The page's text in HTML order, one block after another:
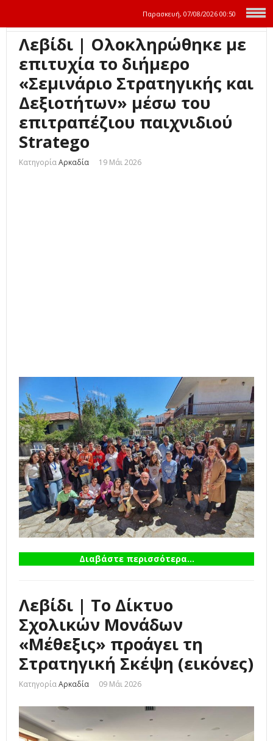
Παρασκευή, 07/08/2026 00:50
Λεβίδι | Ολοκληρώθηκε με
επιτυχία το διήμερο
«Σεμινάριο Στρατηγικής και
Δεξιοτήτων» μέσω του
επιτραπέζιου παιχνιδιού
Stratego
ΚατηγορίαΑρκαδία 19 Μάι 2026
Διαβάστε περισσότερα...
Λεβίδι | Το Δίκτυο
Σχολικών Μονάδων
«Μέθεξις» προάγει τη
Στρατηγική Σκέψη (εικόνες)
ΚατηγορίαΑρκαδία 09 Μάι 2026